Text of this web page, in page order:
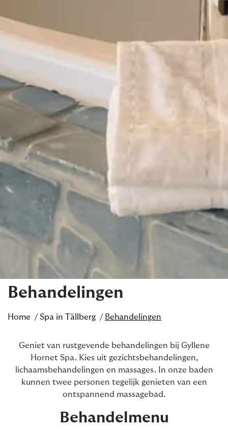
Behandelingen
Home Spa in Tällberg Behandelingen
Geniet van rustgevende behandelingen bij Gyllene
Hornet Spa. Kies uit gezichtsbehandelingen,
lichaamsbehandelingen en massages. In onze baden
kunnen twee personen tegelijk genieten van een
ontspannend massagebad.
Behandelmenu